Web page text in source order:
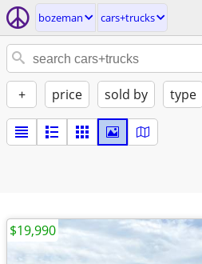
bozeman cars+trucks
+ price sold by type
$19,990